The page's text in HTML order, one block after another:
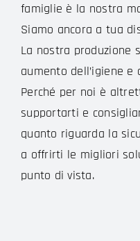
famiglie è la nostra
Siamo ancora a tua
La nostra produzione
aumento dell’igiene
Perché per noi è
supportarti e
quanto riguarda la
a offrirti le migliori
punto di vista.